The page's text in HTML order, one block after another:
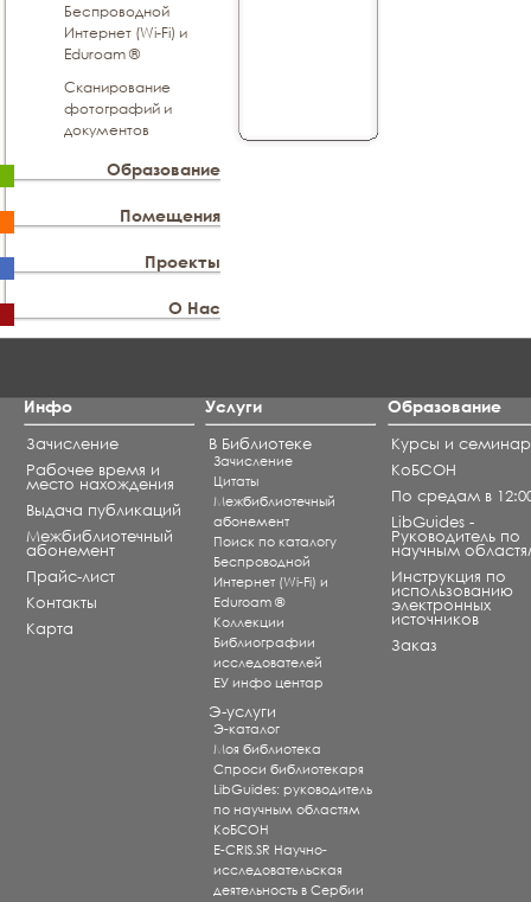
Беспроводной
Интернет (Wi-Fi) и
Eduroam ®
Сканирование
фотографий и
документов
Образование
Помещения
Проекты
О Нас
Инфо
Зачисление
Рабочее время и
место нахождения
Выдача публикаций
Межбиблиотечный
абонемент
Прайс-лист
Контакты
Карта
Услуги
В Библиотеке
Зачисление
Цитаты
Межбиблиотечный
абонемент
Поиск по каталогу
Беспроводной
Интернет (Wi-Fi) и
Eduroam ®
Коллекции
Библиографии
исследователей
ЕУ инфо центар
Э-услуги
Э-каталог
Моя библиотека
Спроси библиотекаря
LibGuides: руководитель
по научным областям
КоБСОН
E-CRIS.SR Научно-
исследовательская
деятельность в Сербии
Образование
Курсы и
КоБСОН
По средам в
LibGuides -
Руководитель по
научным
Инструкция по
использованию
электронных
источников
Заказ